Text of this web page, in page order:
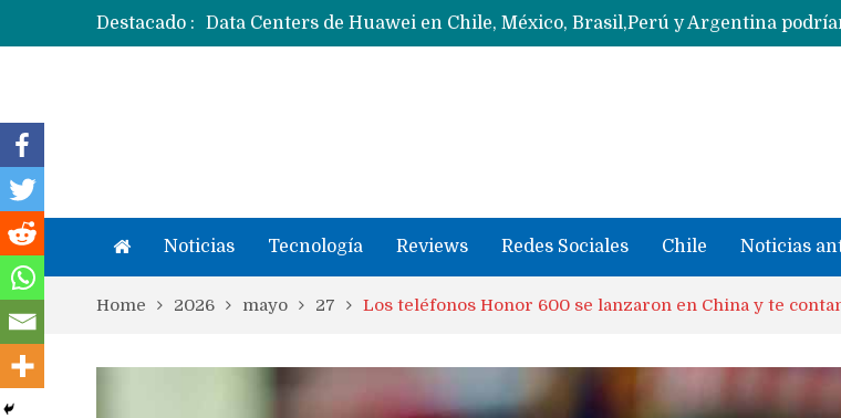
Destacado :
Noticias Tecnología Reviews Redes Sociales Chile Noticias
Home 2026 mayo 27 Los teléfonos Honor 600 se lanzaron en China y te